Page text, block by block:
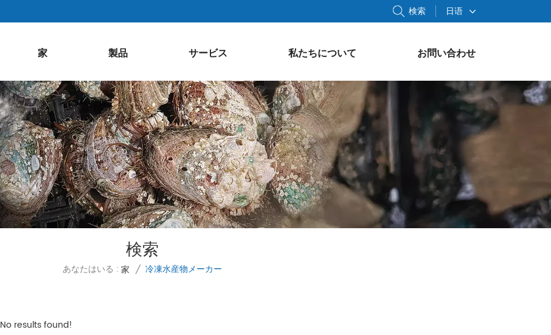
日语
検索
家 製品 サービス 私たちについて お問い合わせ
検索
あなたはいる : 家 / 冷凍水産物メーカー
No results found!